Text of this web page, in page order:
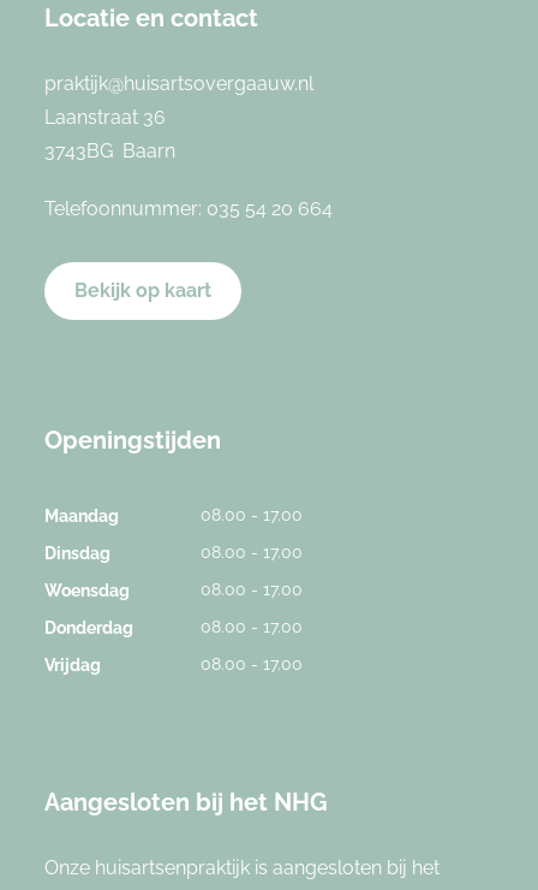
Locatie en contact
praktijk@huisartsovergaauw.nl
Laanstraat 36
3743BG Baarn
Telefoonnummer: 035 54 20 664
Bekijk op kaart
Openingstijden
Maandag 08.00 - 17.00
Dinsdag 08.00 - 17.00
Woensdag 08.00 - 17.00
Donderdag 08.00 - 17.00
Vrijdag 08.00 - 17.00
Aangesloten bij het NHG
Onze huisartsenpraktijk is aangesloten bij het